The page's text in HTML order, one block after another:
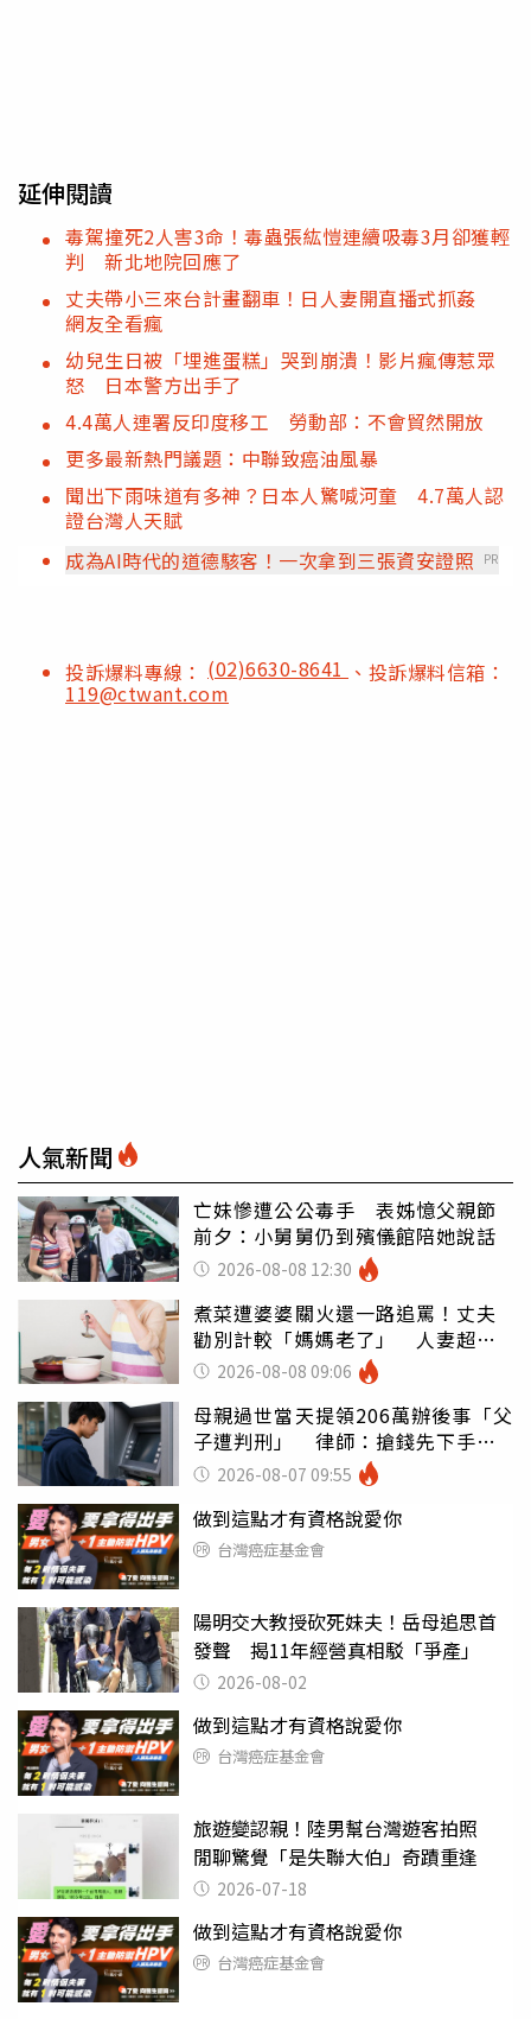
延伸閱讀
毒駕撞死2人害3命！毒蟲張紘愷連續吸毒3月卻獲輕
判 新北地院回應了
丈夫帶小三來台計畫翻車！日人妻開直播式抓姦
網友全看瘋
幼兒生日被「埋進蛋糕」哭到崩潰！影片瘋傳惹眾
怒 日本警方出手了
4.4萬人連署反印度移工 勞動部：不會貿然開放
更多最新熱門議題：中聯致癌油風暴
聞出下雨味道有多神？日本人驚喊河童 4.7萬人認
證台灣人天賦
成為AI時代的道德駭客！一次拿到三張資安證照
PR
投訴爆料專線： (02)6630-8641 、投訴爆料信箱：
119@ctwant.com
人氣新聞
亡妹慘遭公公毒手 表姊憶父親節
前夕：小舅舅仍到殯儀館陪她說話
2026-08-08 12:30
煮菜遭婆婆關火還一路追罵！丈夫
勸別計較「媽媽老了」 人妻超崩
潰：我像台傭
2026-08-08 09:06
母親過世當天提領206萬辦後事「父
子遭判刑」 律師：搶錢先下手是
罪 2026-08-07 09:55
做到這點才有資格說愛你
台灣癌症基金會
陽明交大教授砍死妹夫！岳母追思首
發聲 揭11年經營真相駁「爭產」
2026-08-02
做到這點才有資格說愛你
台灣癌症基金會
旅遊變認親！陸男幫台灣遊客拍照
閒聊驚覺「是失聯大伯」奇蹟重逢
2026-07-18
做到這點才有資格說愛你
台灣癌症基金會